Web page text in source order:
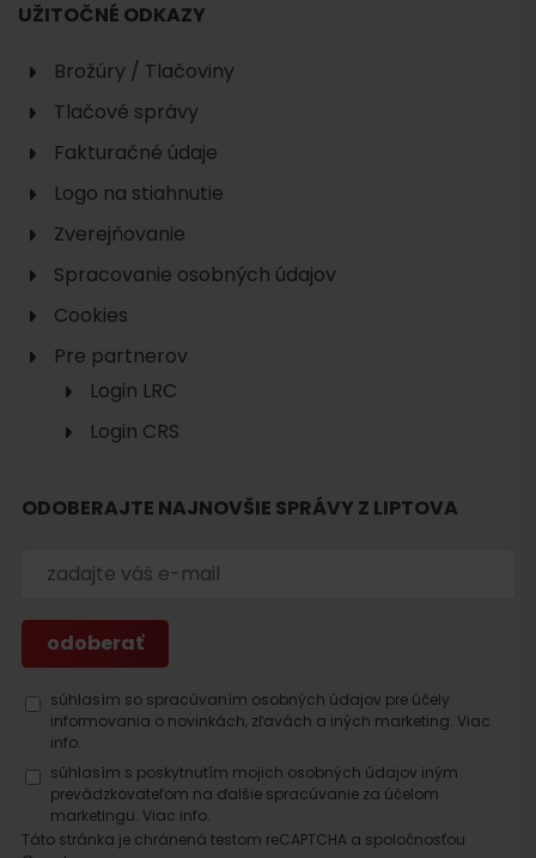
ubytovanie
UŽITOČNÉ ODKAZY
Brožúry / Tlačoviny
Tlačové správy
Fakturačné údaje
Logo na stiahnutie
Zverejňovanie
Spracovanie osobných údajov
Cookies
Pre partnerov
Login LRC
Login CRS
ODOBERAJTE NAJNOVŠIE SPRÁVY Z LIPTOVA
súhlasím so spracúvaním osobných údajov pre účely
informovania o novinkách, zľavách a iných marketing. Viac
info.
súhlasím s poskytnutím mojich osobných údajov iným
prevádzkovateľom na ďalšie spracúvanie za účelom
marketingu. Viac info.
Táto stránka je chránená testom reCAPTCHA a spoločnosťou